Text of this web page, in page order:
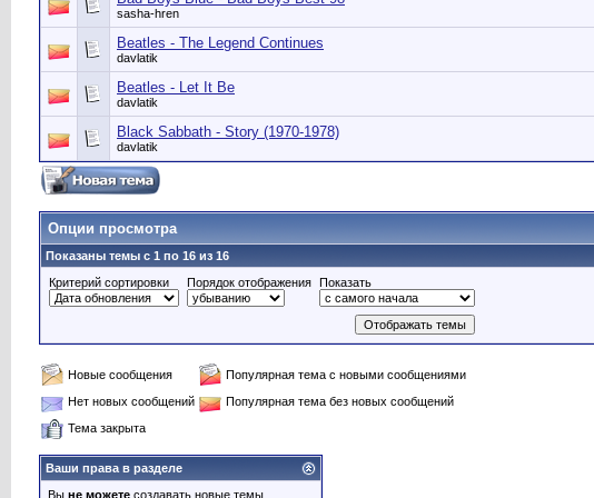
sasha-hren
Beatles - The Legend Continues
davlatik
Beatles - Let It Be
davlatik
Black Sabbath - Story (1970-1978)
davlatik
Опции просмотра
Показаны темы с 1 по 16 из 16
Критерий сортировки
Порядок отображения Показать
Новые сообщения
Популярная тема с новыми сообщениями
Нет новых сообщений
Популярная тема без новых сообщений
Тема закрыта
Ваши права в разделе
Вы не можете создавать новые темы